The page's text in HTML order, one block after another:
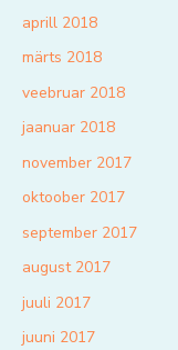
aprill 2018
märts 2018
veebruar 2018
jaanuar 2018
november 2017
oktoober 2017
september 2017
august 2017
juuli 2017
juuni 2017